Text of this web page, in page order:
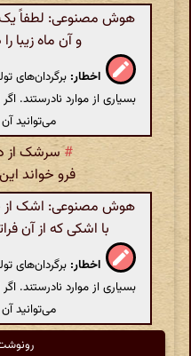
هوش مصنوعی: لطفاً یک
و آن ماه زیبا
اخطار: برگردان‌های
بسیاری از موارد نادرستند.
می‌توانید آن
#سرشک از
فرو خواند
هوش مصنوعی: اشک از
با اشکی که از آن
اخطار: برگردان‌های
بسیاری از موارد نادرستند.
می‌توانید آن